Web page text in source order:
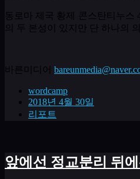
동로마 제국 황제 콘스탄티누스
의 두 본성이 있지만 단 하나의
바른미디어
wordcamp
2018년 4월 30일
리포트
앞에선 정교분리 뒤